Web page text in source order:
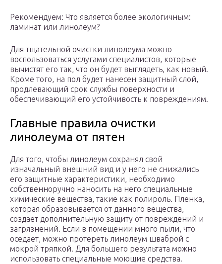
Рекомендуем: Что является более экологичным:
ламинат или линолеум?
Для тщательной очистки линолеума можно
воспользоваться услугами специалистов, которые
вычистят его так, что он будет выглядеть, как новый.
Кроме того, на пол будет нанесен защитный слой,
продлевающий срок службы поверхности и
обеспечивающий его устойчивость к повреждениям.
Главные правила очистки
линолеума от пятен
Для того, чтобы линолеум сохранял свой
изначальный внешний вид и у него не снижались
его защитные характеристики, необходимо
собственноручно наносить на него специальные
химические вещества, такие как полироль. Пленка,
которая образовывается от данного вещества,
создает дополнительную защиту от повреждений и
загрязнений. Если в помещении много пыли, что
оседает, можно протереть линолеум шваброй с
мокрой тряпкой. Для большего результата можно
использовать специальные моющие средства.